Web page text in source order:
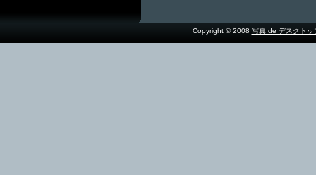
Copyright © 2008 写真 de デスクトッ